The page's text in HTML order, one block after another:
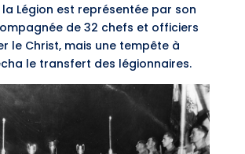
la Légion est représentée par son
de 32 chefs et officiers
le Christ, mais une tempête à
le transfert des légionnaires.